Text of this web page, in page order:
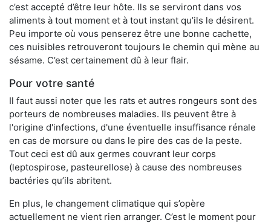
c’est accepté d’être leur hôte. Ils se serviront dans vos
aliments à tout moment et à tout instant qu’ils le désirent.
Peu importe où vous penserez être une bonne cachette,
ces nuisibles retrouveront toujours le chemin qui mène au
sésame. C’est certainement dû à leur flair.
Pour votre santé
Il faut aussi noter que les rats et autres rongeurs sont des
porteurs de nombreuses maladies. Ils peuvent être à
l'origine d'infections, d'une éventuelle insuffisance rénale
en cas de morsure ou dans le pire des cas de la peste.
Tout ceci est dû aux germes couvrant leur corps
(leptospirose, pasteurellose) à cause des nombreuses
bactéries qu’ils abritent.
En plus, le changement climatique qui s’opère
actuellement ne vient rien arranger. C’est le moment pour